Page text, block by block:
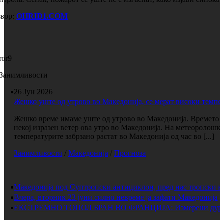
OHRID1.COM
26 Јун 2026
Жешко уште од утрово во Македонија, се мерат високи
Жешко време имаме уште од утрово во Македонија.
некој изразен ветер ова утро во Македонија. На
температурите забрзано растат во Македонија од час во [...]
Занимливости / Македонија / Прогноза
Македонија под Суптропски антициклон, пред нас тропски
Вчера, вторник 23 јуни силно невреме ја зафати Македонија
ЕКСТРЕМНО ТОПОЛ БРАН ВО ФРАНЦИЈА: Измерени дури